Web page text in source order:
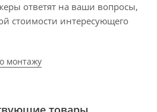
ответят на ваши вопросы,
стоимости интересующего
монтажу